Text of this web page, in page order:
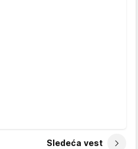
Sledeća vest